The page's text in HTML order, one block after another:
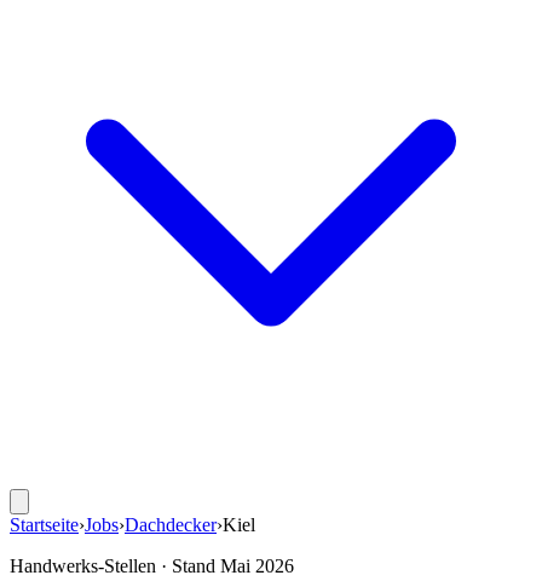
Startseite›Jobs›Dachdecker›Kiel
Handwerks-Stellen · Stand Mai 2026